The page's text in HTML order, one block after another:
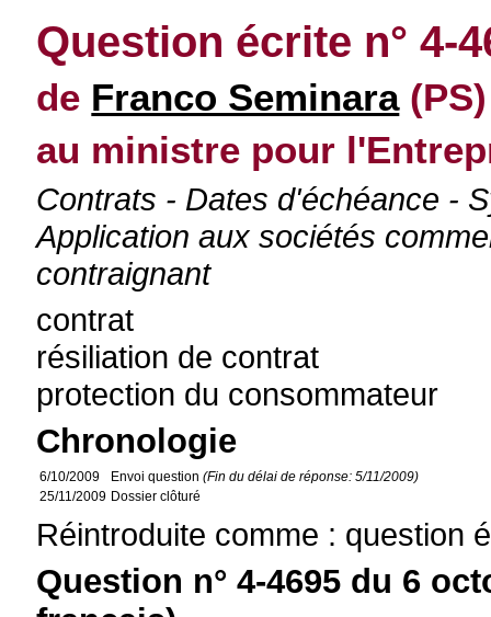
Question écrite n° 4-
de Franco Seminara(PS)
au ministre pour
Contrats - Dates d'échéance -
Application aux sociétés
contraignant
contrat
résiliation de contrat
protection du consommateur
Chronologie
6/10/2009 Envoi question(Fin du délai de réponse: 5/11/2009)
25/11/2009 Dossier clôturé
Réintroduite comme : question
Question n° 4-4695 du 6